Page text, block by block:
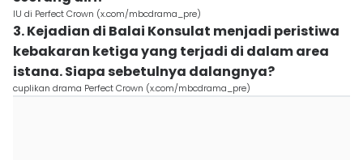
IU di Perfect Crown (x.com/mbcdrama_pre)
3. Kejadian di Balai Konsulat menjadi peristiwa
kebakaran ketiga yang terjadi di dalam area
istana. Siapa sebetulnya dalangnya?
cuplikan drama Perfect Crown (x.com/mbcdrama_pre)